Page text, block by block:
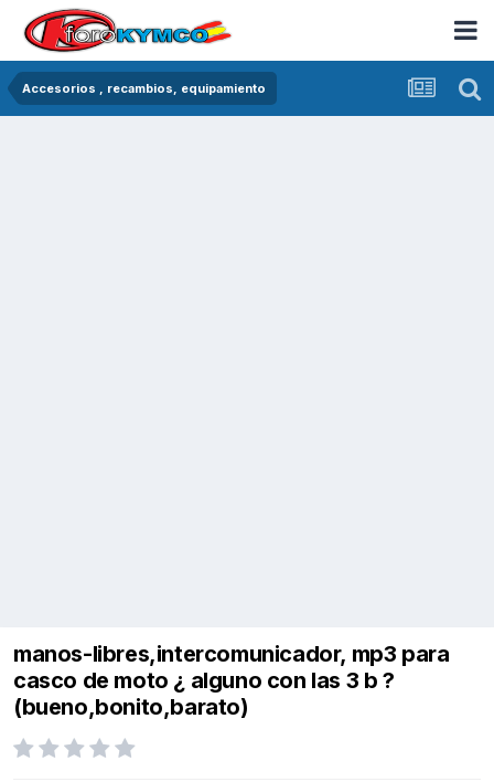
Accesorios , recambios, equipamiento
manos-libres,intercomunicador, mp3 para
casco de moto ¿ alguno con las 3 b ?
(bueno,bonito,barato)